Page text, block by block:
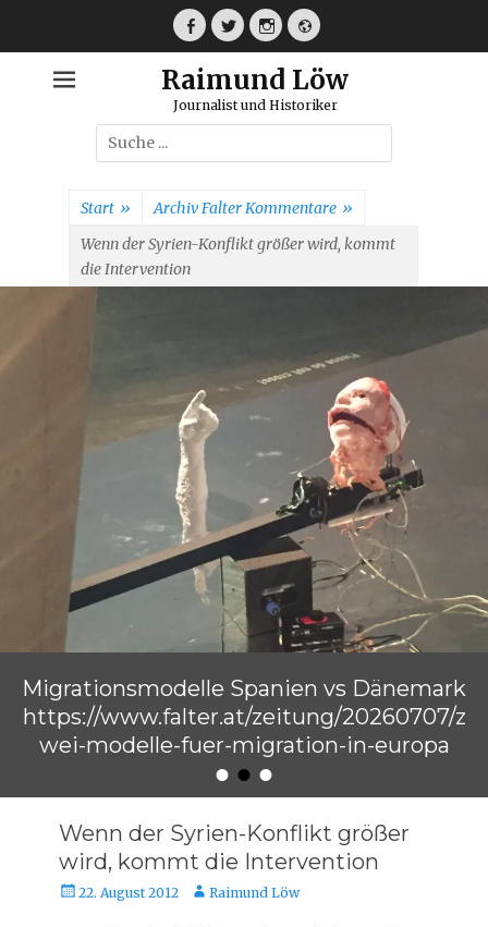
Facebook
TwitterInstagramWebseite
Raimund Löw
Journalist und Historiker
Suche
nach:
Start » Archiv Falter Kommentare »
Wenn der Syrien-Konflikt größer wird, kommt
die Intervention
•••
Migrationsmodelle Spanien vs Dänemark
https://www.falter.at/zeitung/20260707/z
wei-modelle-fuer-migration-in-europa
Raimund Löw
Wenn der Syrien-Konflikt größer
wird, kommt die Intervention
Veröffentlicht
22. August 2012 AutorRaimund Löw